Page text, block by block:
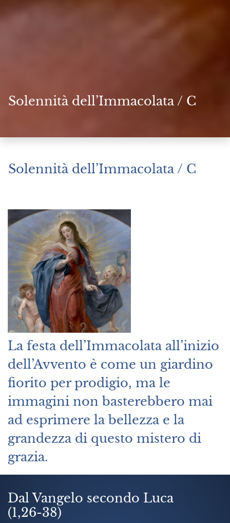
Solennità dell’Immacolata / C
Solennità dell’Immacolata / C
La festa dell’Immacolata all’inizio
dell’Avvento è come un giardino
fiorito per prodigio, ma le
immagini non basterebbero mai
ad esprimere la bellezza e la
grandezza di questo mistero di
grazia.
Dal Vangelo secondo Luca
(1,26-38)